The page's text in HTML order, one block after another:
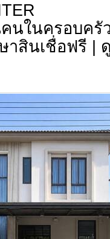
นในครอบครั
าสินเชื่อฟรี |